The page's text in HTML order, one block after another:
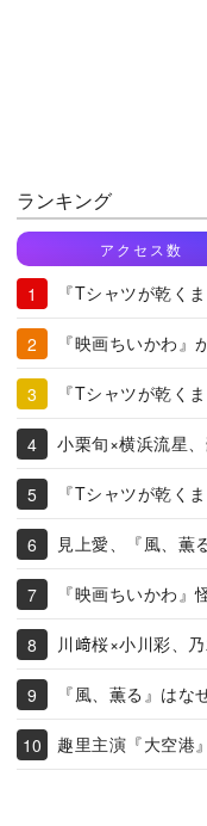
ランキング
アクセス数
『Tシャツが乾く
『映画ちいかわ』
『Tシャツが乾く
小栗旬×横浜流星
『Tシャツが乾く
見上愛、『風、薫
『映画ちいかわ
川﨑桜×小川彩、
『風、薫る』はな
趣里主演『大空港